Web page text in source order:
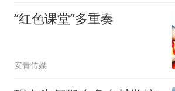
“红色课堂”多重奏
安青传媒